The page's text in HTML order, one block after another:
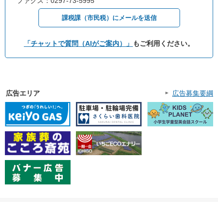
課税課（市民税）にメールを送信
「チャットで質問（AIがご案内）」 もご利用ください。
広告エリア 広告募集要綱